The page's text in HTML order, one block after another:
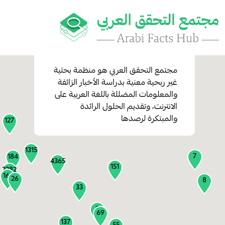
69
127
137
2282
8
4365
184
33
7
151
1315
26
1
9
161
مجتمع التحقق العربيهو منظمة بحثية
غير ربحية معنية بدراسة الأخبار الزائفة
والمعلومات المضللة باللغة العربية على
الانترنت، وتقديم الحلول الرائدة
والمبتكرة لرصدها